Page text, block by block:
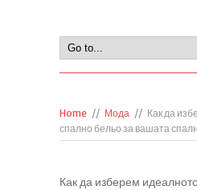
Home // Мода // Как да
спално бельо за вашата
Как да изберем